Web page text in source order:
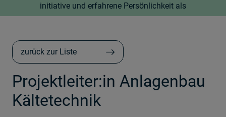
initiative und erfahrene Persönlichkeit als
zurück zur Liste
Projektleiter:in Anlagenbau
Kältetechnik